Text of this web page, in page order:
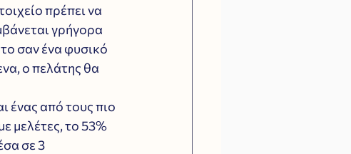
πρέπει να
γρήγορα
σαν ένα φυσικό
ο πελάτης θα
ένας από τους πιο
μελέτες, το 53%
σε 3